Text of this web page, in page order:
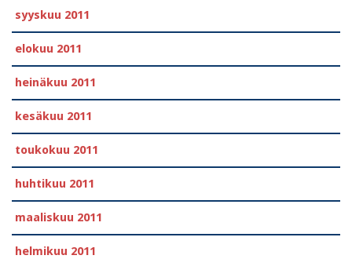
syyskuu 2011
elokuu 2011
heinäkuu 2011
kesäkuu 2011
toukokuu 2011
huhtikuu 2011
maaliskuu 2011
helmikuu 2011